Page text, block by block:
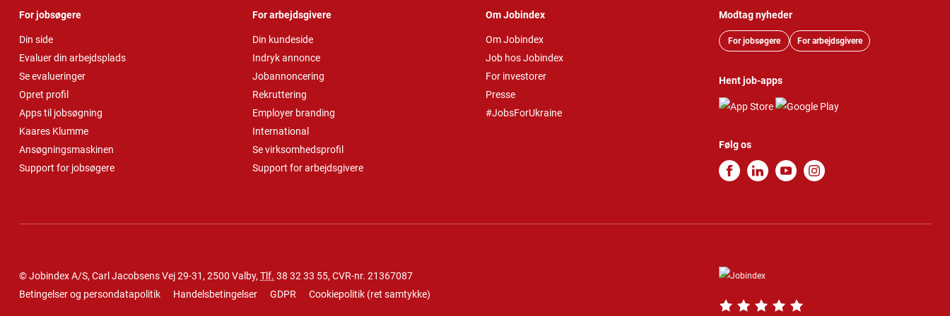
For jobsøgere
Din side
Evaluer din arbejdsplads
Se evalueringer
Opret profil
Apps til jobsøgning
Kaares Klumme
Ansøgningsmaskinen
Support for jobsøgere
For arbejdsgivere
Din kundeside
Indryk annonce
Jobannoncering
Rekruttering
Employer branding
International
Se virksomhedsprofil
Support for arbejdsgivere
Om Jobindex
Om Jobindex
Job hos Jobindex
For investorer
Presse
#JobsForUkraine
Modtag nyheder
For jobsøgere For arbejdsgivere
Hent job-apps
Følg os
© Jobindex A/S, Carl Jacobsens Vej 29-31, 2500 Valby, Tlf. 38 32 33 55, CVR-nr. 21367087
Betingelser og persondatapolitik
Handelsbetingelser GDPR Cookiepolitik (ret samtykke)